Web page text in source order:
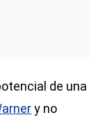
de una
y no